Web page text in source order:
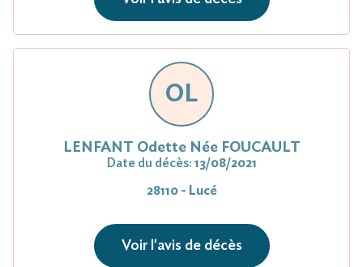
OL
LENFANT Odette Née FOUCAULT
Date du décès: 13/08/2021
28110 - Lucé
Voir l'avis de décès